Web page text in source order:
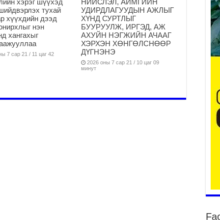
хэрэг шүүхэд
тухай
хүүхдийн дээд
нэн
хангахыг
7 сар 21 / 11 цаг 42
НИЙСЛЭЛ, АЙМГИЙН
УДИРДЛАГУУДЫН АЖЛЫГ
ХҮНД СУРТЛЫГ
БУУРУУЛЖ, ИРГЭД, АЖ
АХУЙН НЭГЖИЙН АЧААГ
ХЭРХЭН ХӨНГӨЛСНӨӨР
ДҮГНЭНЭ
2026 оны 7 сар 21 / 10 цаг 09
минут